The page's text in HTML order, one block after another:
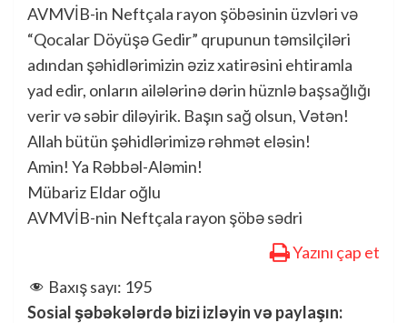
AVMVİB-in Neftçala rayon şöbəsinin üzvləri və
“Qocalar Döyüşə Gedir” qrupunun təmsilçiləri
adından şəhidlərimizin əziz xatirəsini ehtiramla
yad edir, onların ailələrinə dərin hüznlə başsağlığı
verir və səbir diləyirik. Başın sağ olsun, Vətən!
Allah bütün şəhidlərimizə rəhmət eləsin!
Amin! Ya Rəbbəl-Aləmin!
Mübariz Eldar oğlu
AVMVİB-nin Neftçala rayon şöbə sədri
Yazını çap et
Baxış sayı: 195
Sosial şəbəkələrdə bizi izləyin və paylaşın: